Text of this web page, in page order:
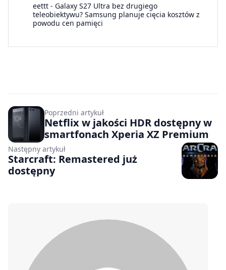
eettt - Galaxy S27 Ultra bez drugiego
teleobiektywu? Samsung planuje cięcia kosztów z
powodu cen pamięci
Poprzedni artykuł
Netflix w jakości HDR dostępny w
smartfonach Xperia XZ Premium
Następny artykuł
Starcraft: Remastered już
dostępny